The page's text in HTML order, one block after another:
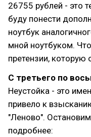
26755 рублей - это
буду понести
ноутбук
мной ноутбуком.
претензии, которую
С третьего по
Неустойка - это
привело к
"Леново".
подробнее: